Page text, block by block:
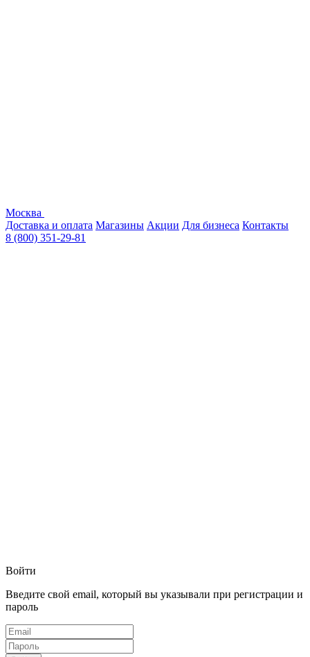
Москва
Доставка и оплата Магазины Акции Для бизнеса Контакты
8 (800) 351-29-81
Войти
Введите свой email, который вы указывали при регистрации и
пароль